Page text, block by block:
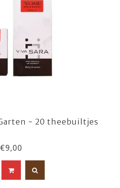
- 20 theebuiltjes
€9,00